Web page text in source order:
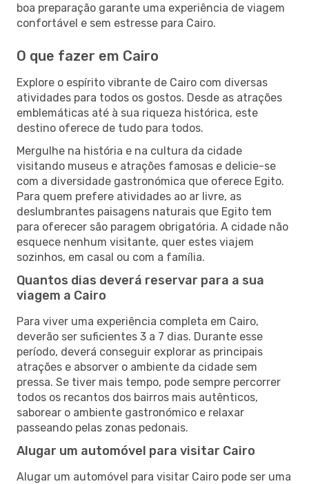
boa preparação garante uma experiência de viagem
confortável e sem estresse para Cairo.
O que fazer em Cairo
Explore o espírito vibrante de Cairo com diversas
atividades para todos os gostos. Desde as atrações
emblemáticas até à sua riqueza histórica, este
destino oferece de tudo para todos.
Mergulhe na história e na cultura da cidade
visitando museus e atrações famosas e delicie-se
com a diversidade gastronómica que oferece Egito.
Para quem prefere atividades ao ar livre, as
deslumbrantes paisagens naturais que Egito tem
para oferecer são paragem obrigatória. A cidade não
esquece nenhum visitante, quer estes viajem
sozinhos, em casal ou com a família.
Quantos dias deverá reservar para a sua
viagem a Cairo
Para viver uma experiência completa em Cairo,
deverão ser suficientes 3 a 7 dias. Durante esse
período, deverá conseguir explorar as principais
atrações e absorver o ambiente da cidade sem
pressa. Se tiver mais tempo, pode sempre percorrer
todos os recantos dos bairros mais autênticos,
saborear o ambiente gastronómico e relaxar
passeando pelas zonas pedonais.
Alugar um automóvel para visitar Cairo
Alugar um automóvel para visitar Cairo pode ser uma